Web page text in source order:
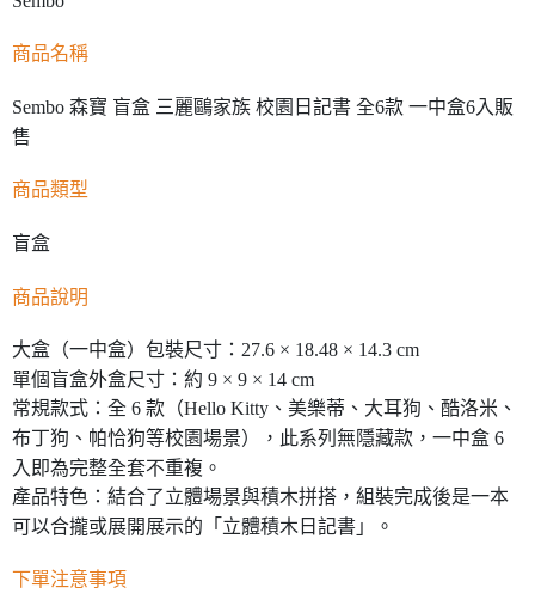
商品名稱
Sembo 森寶 盲盒 三麗鷗家族 校園日記書 全6款 一中盒6入販
售
商品類型
盲盒
商品說明
大盒（一中盒）包裝尺寸：27.6 × 18.48 × 14.3 cm
單個盲盒外盒尺寸：約 9 × 9 × 14 cm
常規款式：全 6 款（Hello Kitty、美樂蒂、大耳狗、酷洛米、
布丁狗、帕恰狗等校園場景），此系列無隱藏款，一中盒 6
入即為完整全套不重複。
產品特色：結合了立體場景與積木拼搭，組裝完成後是一本
可以合攏或展開展示的「立體積木日記書」。
下單注意事項